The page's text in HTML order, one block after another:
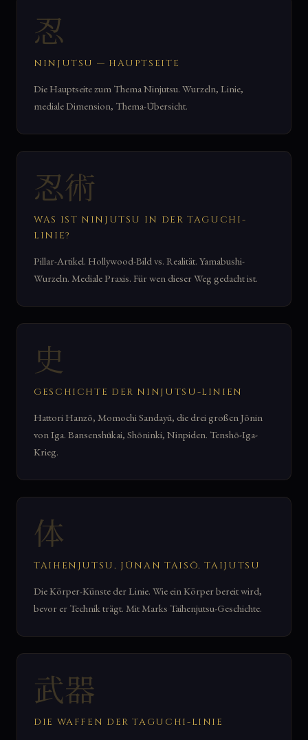
忍
NINJUTSU — HAUPTSEITE
Die Hauptseite zum Thema Ninjutsu. Wurzeln, Linie,
mediale Dimension, Thema-Übersicht.
忍術
WAS IST NINJUTSU IN DER TAGUCHI-
LINIE?
Pillar-Artikel. Hollywood-Bild vs. Realität. Yamabushi-
Wurzeln. Mediale Praxis. Für wen dieser Weg gedacht ist.
史
GESCHICHTE DER NINJUTSU-LINIEN
Hattori Hanzō, Momochi Sandayū, die drei großen Jōnin
von Iga. Bansenshūkai, Shōninki, Ninpiden. Tenshō-Iga-
Krieg.
体
TAIHENJUTSU, JŪNAN TAISŌ, TAIJUTSU
Die Körper-Künste der Linie. Wie ein Körper bereit wird,
bevor er Technik trägt. Mit Marks Taihenjutsu-Geschichte.
武器
DIE WAFFEN DER TAGUCHI-LINIE